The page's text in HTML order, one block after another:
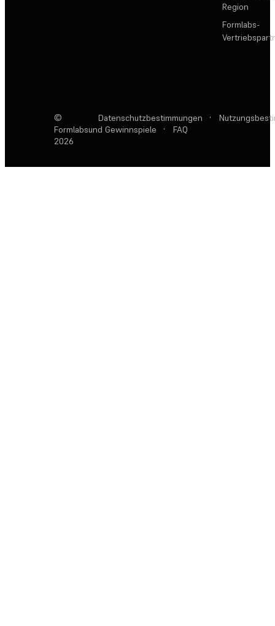
Region
Formlabs-
©
Formlabs
2026
Datenschutzbestimmungen ·
und Gewinnspiele
· FAQ